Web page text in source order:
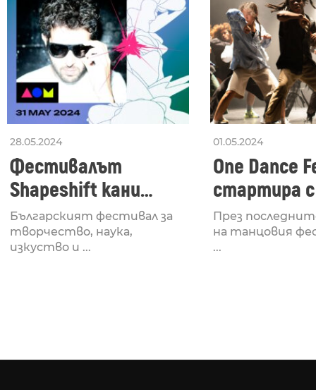
28.05.2024
Фестивалът
Shapeshift кани
Fabrizio Mammarella
за откриването си
Българският фестивал за
творчество, наука,
изкуство и ...
01.05.2024
One Dance
стартира
Lucid,
рейв
През
на танцовия
...